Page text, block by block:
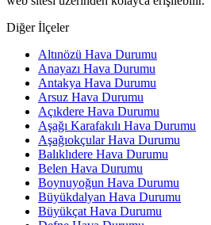
Diğer İlçeler
Altınözü Hava Durumu
Anayazı Hava Durumu
Antakya Hava Durumu
Arsuz Hava Durumu
Açıkdere Hava Durumu
Aşağı Karafakılı Hava Durumu
Aşağıokçular Hava Durumu
Balıklıdere Hava Durumu
Belen Hava Durumu
Boynuyoğun Hava Durumu
Büyükdalyan Hava Durumu
Büyükçat Hava Durumu